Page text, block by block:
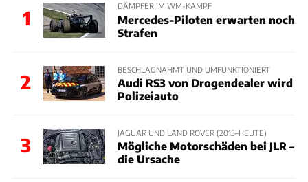
1
DÄMPFER IM WM-KAMPF
Mercedes-Piloten erwarten noch
Strafen
2
BESCHLAGNAHMT UND UMFUNKTIONIERT
Audi RS3 von Drogendealer wird
Polizeiauto
3
JAGUAR UND LAND ROVER (2015–HEUTE)
Mögliche Motorschäden bei JLR –
die Ursache